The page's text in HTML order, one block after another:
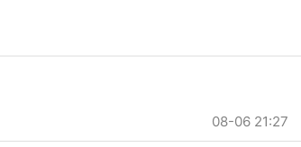
08-06 21:27